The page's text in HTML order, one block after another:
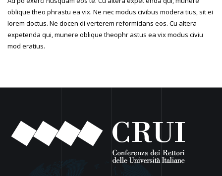
oblique theo phrastu ea vix. Ne nec modus civibus modera tius, sit ei
lorem doctus. Ne docen di verterem reformidans eos. Cu altera
expetenda qui, munere oblique theophr astus ea vix modus civiu
mod eratius.